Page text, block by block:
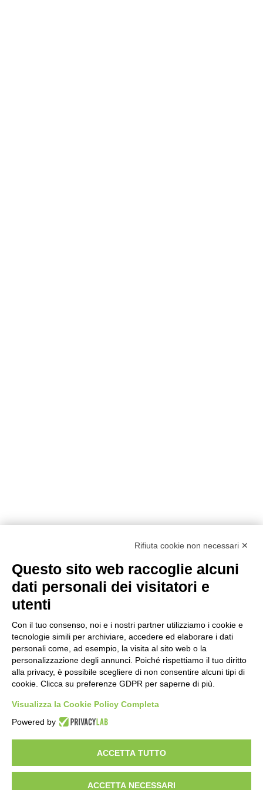
Prodotti
InterniSmalti per Interni/EsterniEsterni
Dichiarazioni CamChi siamoAcademySostenibilità
Lavora con noi
Link Utili
© Copyright 2026. OIKOS PAINT S.R.L.
Sede legale in Gatteo (FC), Via Cherubini n. 2 - Cap. Soc.euro
iscrizione al Registro delle imprese di Forlì-Cesena: REA FO -
Rifiuta cookie non necessari ✕
Questo sito web raccoglie alcuni
dati personali dei visitatori e
utenti
Con il tuo consenso, noi e i nostri partner utilizziamo i cookie e
tecnologie simili per archiviare, accedere ed elaborare i dati
personali come, ad esempio, la visita al sito web o la
personalizzazione degli annunci. Poiché rispettiamo il tuo diritto
alla privacy, è possibile scegliere di non consentire alcuni tipi di
cookie. Clicca su preferenze GDPR per saperne di più.
Visualizza la Cookie Policy Completa
Powered by
ACCETTA TUTTO
ACCETTA NECESSARI